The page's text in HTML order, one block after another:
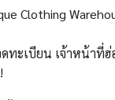
Clothing
ทะเบียน เจ้าหน้าที่ฮ่